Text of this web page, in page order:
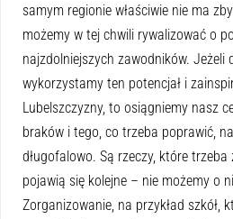
samym regionie właściwie nie ma
możemy w tej chwili rywalizować o
najzdolniejszych zawodników. Jeżeli
wykorzystamy ten potencjał i
Lubelszczyzny, to osiągniemy nasz
braków i tego, co trzeba poprawić,
długofalowo. Są rzeczy, które trzeba
pojawią się kolejne – nie możemy o
Zorganizowanie, na przykład szkół,